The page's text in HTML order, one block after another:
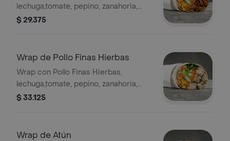
lechuga,tomate, pepino, zanahoria,
pico de gallo, maíz y guacamole en
$ 29.375
Wrap de Pollo Finas Hierbas
Wrap con Pollo Finas Hierbas,
lechuga,tomate, pepino, zanahoria,
pico de gallo, maíz y guacamole en
$ 33.125
Wrap de Atún